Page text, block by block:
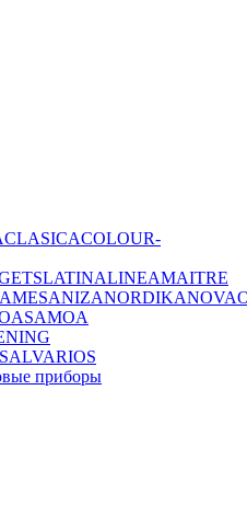
CLASICACOLOUR-
LATINALINEAMAITRE
MESANIZANORDIKANOVA
SAMOA
VARIOS
приборы